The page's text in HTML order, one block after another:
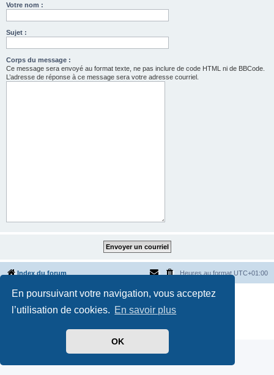
En poursuivant votre navigation, vous acceptez
l’utilisation de cookies. En savoir plus
OK
Votre nom :
Sujet :
Corps du message :
Ce message sera envoyé au format texte, ne pas inclure de code HTML ni de BBCode.
L’adresse de réponse à ce message sera votre adresse courriel.
Index du forum Heures au format UTC+01:00
Développé parphpBB® Forum Software © phpBB Limited
Traduit par
phpBB-fr.com
Style parSide-car club Français